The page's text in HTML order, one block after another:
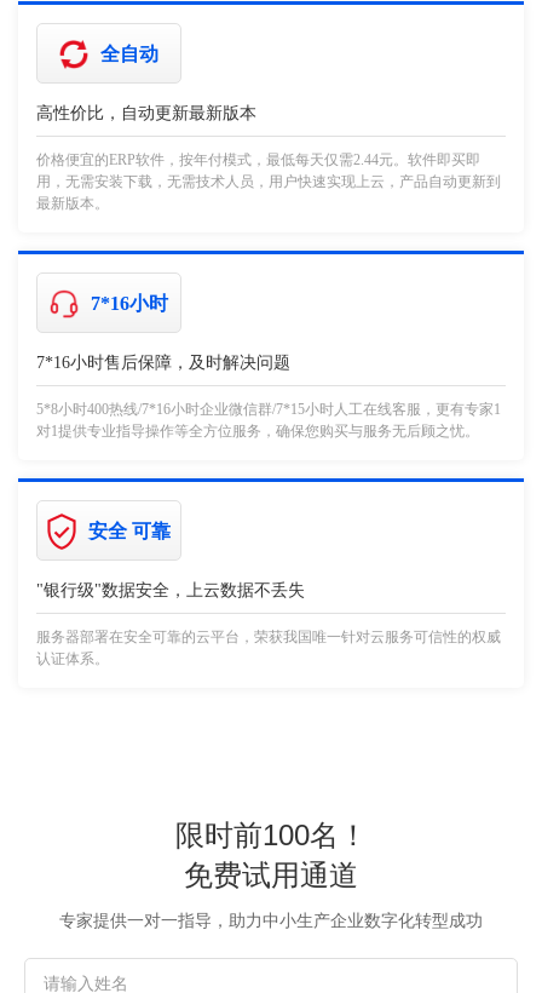
全自动
高性价比，自动更新最新版本
价格便宜的ERP软件，按年付模式，最低每天仅需2.44元。软件即买即
用，无需安装下载，无需技术人员，用户快速实现上云，产品自动更新到
最新版本。
7*16小时
7*16小时售后保障，及时解决问题
5*8小时400热线/7*16小时企业微信群/7*15小时人工在线客服，更有专家1
对1提供专业指导操作等全方位服务，确保您购买与服务无后顾之忧。
安全 可靠
"银行级"数据安全，上云数据不丢失
服务器部署在安全可靠的云平台，荣获我国唯一针对云服务可信性的权威
认证体系。
限时前100名！
免费试用通道
专家提供一对一指导，助力中小生产企业数字化转型成功